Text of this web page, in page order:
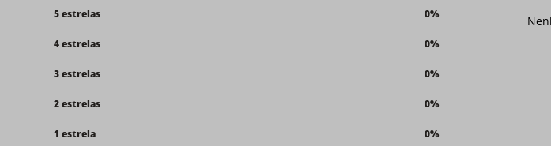
5 estrelas 0%
4 estrelas 0%
3 estrelas 0%
2 estrelas 0%
1 estrela 0%